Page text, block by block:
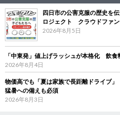
四日市の公害克服の歴史を
ロジェクト クラウドファ
2026年8月5日
「中東発」値上げラッシュが本格化 飲
2026年8月4日
物価高でも「夏は家族で長距離ドライブ
猛暑への備えも必須
2026年8月3日